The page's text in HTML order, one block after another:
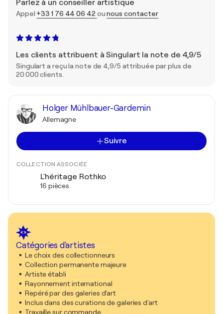
Parlez à un conseiller artistique
Appel +33 1 76 44 06 42ounous contacter
Les clients attribuent à Singulart la note de 4,9/5
Singulart a reçu la note de 4,9/5 attribuée par plus de
20 000 clients.
Holger Mühlbauer-Gardemin
Allemagne
Suivre
COLLECTION ASSOCIÉE
L'héritage Rothko
16 pièces
Catégories d'artistes
Le choix des collectionneurs
Collection permanente majeure
Artiste établi
Rayonnement international
Repéré par des galeries d'art
Inclus dans des curations de galeries d'art
Travaille sur commande